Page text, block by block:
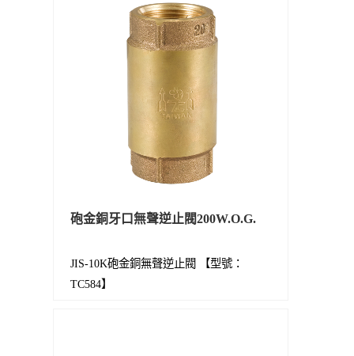
砲金銅牙口無聲逆止閥200W.O.G.
JIS-10K砲金銅無聲逆止閥 【型號：
TC584】